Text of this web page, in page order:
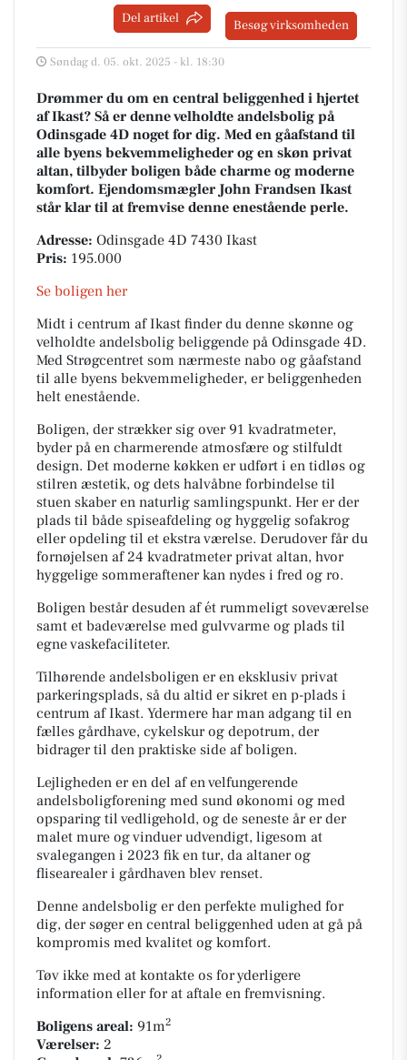
Del artikel Besøg virksomheden
Søndag d. 05. okt. 2025 - kl. 18:30
Drømmer du om en central beliggenhed i hjertet
af Ikast? Så er denne velholdte andelsbolig på
Odinsgade 4D noget for dig. Med en gåafstand til
alle byens bekvemmeligheder og en skøn privat
altan, tilbyder boligen både charme og moderne
komfort. Ejendomsmægler John Frandsen Ikast
står klar til at fremvise denne enestående perle.
Adresse: Odinsgade 4D 7430 Ikast
Pris: 195.000
Se boligen her
Midt i centrum af Ikast finder du denne skønne og
velholdte andelsbolig beliggende på Odinsgade 4D.
Med Strøgcentret som nærmeste nabo og gåafstand
til alle byens bekvemmeligheder, er beliggenheden
helt enestående.
Boligen, der strækker sig over 91 kvadratmeter,
byder på en charmerende atmosfære og stilfuldt
design. Det moderne køkken er udført i en tidløs og
stilren æstetik, og dets halvåbne forbindelse til
stuen skaber en naturlig samlingspunkt. Her er der
plads til både spiseafdeling og hyggelig sofakrog
eller opdeling til et ekstra værelse. Derudover får du
fornøjelsen af 24 kvadratmeter privat altan, hvor
hyggelige sommeraftener kan nydes i fred og ro.
Boligen består desuden af ét rummeligt soveværelse
samt et badeværelse med gulvvarme og plads til
egne vaskefaciliteter.
Tilhørende andelsboligen er en eksklusiv privat
parkeringsplads, så du altid er sikret en p-plads i
centrum af Ikast. Ydermere har man adgang til en
fælles gårdhave, cykelskur og depotrum, der
bidrager til den praktiske side af boligen.
Lejligheden er en del af en velfungerende
andelsboligforening med sund økonomi og med
opsparing til vedligehold, og de seneste år er der
malet mure og vinduer udvendigt, ligesom at
svalegangen i 2023 fik en tur, da altaner og
flisearealer i gårdhaven blev renset.
Denne andelsbolig er den perfekte mulighed for
dig, der søger en central beliggenhed uden at gå på
kompromis med kvalitet og komfort.
Tøv ikke med at kontakte os for yderligere
information eller for at aftale en fremvisning.
Boligens areal: 91m2
Værelser: 2